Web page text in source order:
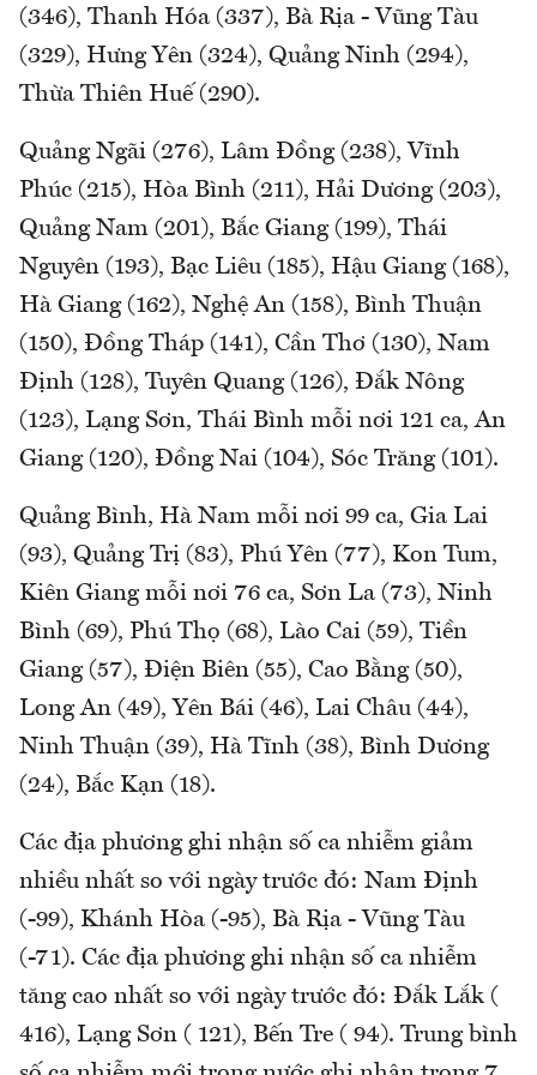
(346), Thanh Hóa (337), Bà Rịa - Vũng Tàu
(329), Hưng Yên (324), Quảng Ninh (294),
Thừa Thiên Huế (290).
Quảng Ngãi (276), Lâm Đồng (238), Vĩnh
Phúc (215), Hòa Bình (211), Hải Dương (203),
Quảng Nam (201), Bắc Giang (199), Thái
Nguyên (193), Bạc Liêu (185), Hậu Giang (168),
Hà Giang (162), Nghệ An (158), Bình Thuận
(150), Đồng Tháp (141), Cần Thơ (130), Nam
Định (128), Tuyên Quang (126), Đắk Nông
(123), Lạng Sơn, Thái Bình mỗi nơi 121 ca, An
Giang (120), Đồng Nai (104), Sóc Trăng (101).
Quảng Bình, Hà Nam mỗi nơi 99 ca, Gia Lai
(93), Quảng Trị (83), Phú Yên (77), Kon Tum,
Kiên Giang mỗi nơi 76 ca, Sơn La (73), Ninh
Bình (69), Phú Thọ (68), Lào Cai (59), Tiền
Giang (57), Điện Biên (55), Cao Bằng (50),
Long An (49), Yên Bái (46), Lai Châu (44),
Ninh Thuận (39), Hà Tĩnh (38), Bình Dương
(24), Bắc Kạn (18).
Các địa phương ghi nhận số ca nhiễm giảm
nhiều nhất so với ngày trước đó: Nam Định
(-99), Khánh Hòa (-95), Bà Rịa - Vũng Tàu
(-71). Các địa phương ghi nhận số ca nhiễm
tăng cao nhất so với ngày trước đó: Đắk Lắk (
416), Lạng Sơn ( 121), Bến Tre ( 94). Trung bình